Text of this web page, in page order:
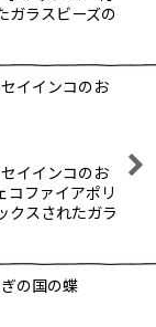
ガラスビーズの
イインコのお
イインコのお
コファイアポリ
クスされたガラ
の国の蝶